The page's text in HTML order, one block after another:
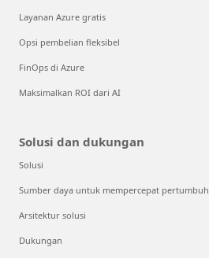
Layanan Azure gratis
Opsi pembelian fleksibel
FinOps di Azure
Maksimalkan ROI dari AI
Solusi dan dukungan
Solusi
Sumber daya untuk mempercepat
Arsitektur solusi
Dukungan